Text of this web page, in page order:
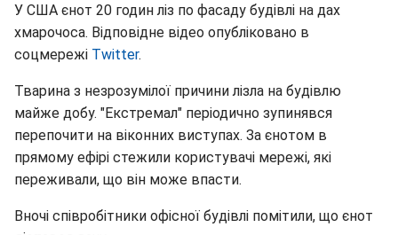
У США єнот 20 годин ліз по фасаду будівлі на дах
хмарочоса. Відповідне відео опубліковано в
соцмережі Twitter.
Тварина з незрозумілої причини лізла на будівлю
майже добу. "Екстремал" періодично зупинявся
перепочити на віконних виступах. За єнотом в
прямому ефірі стежили користувачі мережі, які
переживали, що він може впасти.
Вночі співробітники офісної будівлі помітили, що єнот